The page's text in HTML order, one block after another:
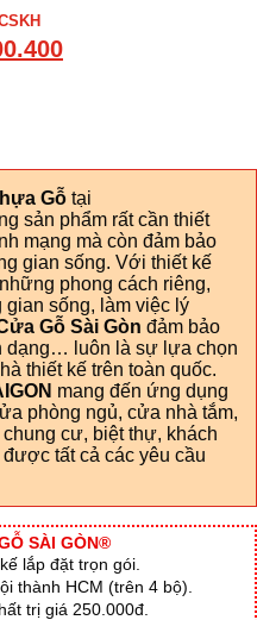
Gỗ tại
sản phẩm rất cần thiết
mạng mà còn đảm bảo
gian sống. Với thiết kế
phong cách riêng,
gian sống, làm việc lý
Gỗ Sài Gòn đảm bảo
dạng… luôn là sự lựa chọn
thiết kế trên toàn quốc.
mang đến ứng dụng
phòng ngủ, cửa nhà tắm,
cư, biệt thự, khách
tất cả các yêu cầu
SÀI GÒN®
lắp đặt trọn gói.
thành HCM (trên 4 bộ).
trị giá 250.000đ.